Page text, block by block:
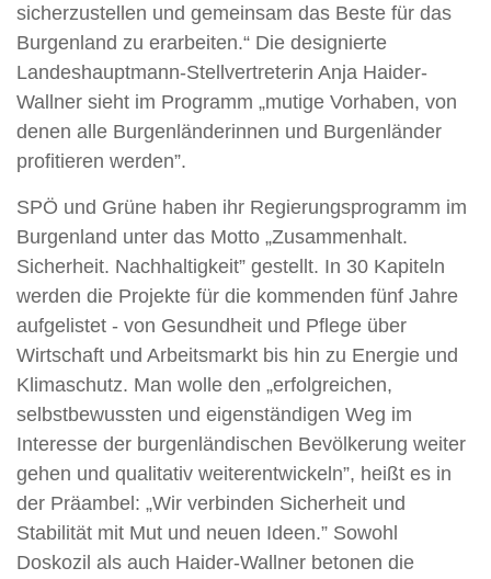
sicherzustellen und gemeinsam das Beste für das
Burgenland zu erarbeiten.“ Die designierte
Landeshauptmann-Stellvertreterin Anja Haider-
Wallner sieht im Programm „mutige Vorhaben, von
denen alle Burgenländerinnen und Burgenländer
profitieren werden”.
SPÖ und Grüne haben ihr Regierungsprogramm im
Burgenland unter das Motto „Zusammenhalt.
Sicherheit. Nachhaltigkeit” gestellt. In 30 Kapiteln
werden die Projekte für die kommenden fünf Jahre
aufgelistet - von Gesundheit und Pflege über
Wirtschaft und Arbeitsmarkt bis hin zu Energie und
Klimaschutz. Man wolle den „erfolgreichen,
selbstbewussten und eigenständigen Weg im
Interesse der burgenländischen Bevölkerung weiter
gehen und qualitativ weiterentwickeln”, heißt es in
der Präambel: „Wir verbinden Sicherheit und
Stabilität mit Mut und neuen Ideen.” Sowohl
Doskozil als auch Haider-Wallner betonen die